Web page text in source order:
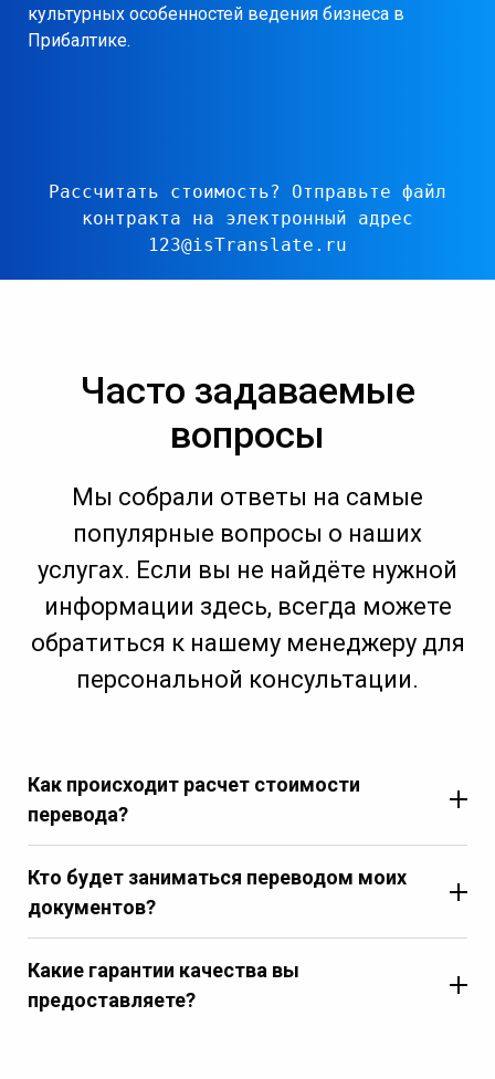
культурных особенностей ведения бизнеса в
Прибалтике.
Рассчитать стоимость? Отправьте файл
контракта на электронный адрес
123@isTranslate.ru
Часто задаваемые
вопросы
Мы собрали ответы на самые
популярные вопросы о наших
услугах. Если вы не найдёте нужной
информации здесь, всегда можете
обратиться к нашему менеджеру для
персональной консультации.
Как происходит расчет стоимости
перевода?
Кто будет заниматься переводом моих
документов?
Какие гарантии качества вы
предоставляете?